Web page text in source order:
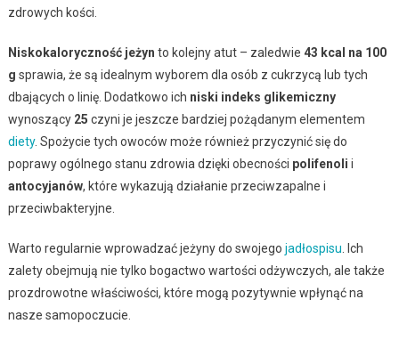
zdrowych kości.
Niskokaloryczność jeżyn to kolejny atut – zaledwie 43 kcal na 100
g sprawia, że są idealnym wyborem dla osób z cukrzycą lub tych
dbających o linię. Dodatkowo ich niski indeks glikemiczny
wynoszący 25 czyni je jeszcze bardziej pożądanym elementem
diety. Spożycie tych owoców może również przyczynić się do
poprawy ogólnego stanu zdrowia dzięki obecności polifenoli i
antocyjanów, które wykazują działanie przeciwzapalne i
przeciwbakteryjne.
Warto regularnie wprowadzać jeżyny do swojego jadłospisu . Ich
zalety obejmują nie tylko bogactwo wartości odżywczych, ale także
prozdrowotne właściwości, które mogą pozytywnie wpłynąć na
nasze samopoczucie.